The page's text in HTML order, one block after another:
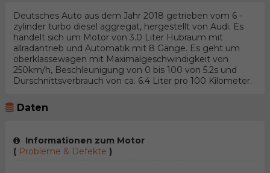
Deutsches Auto aus dem Jahr 2018 getrieben vom 6 -
zylinder turbo diesel aggregat, hergestellt von Audi. Es
handelt sich um Motor von 3.0 Liter Hubraum mit
allradantrieb und Automatik mit 8 Gänge. Es geht um
oberklassewagen mit Maximalgeschwindigkeit von
250km/h, Beschleunigung von 0 bis 100 von 5.2s und
Durschnittsverbrauch von ca. 6.4 Liter pro 100 Kilometer.
Daten
Informationen zum Motor
(Probleme & Defekte )